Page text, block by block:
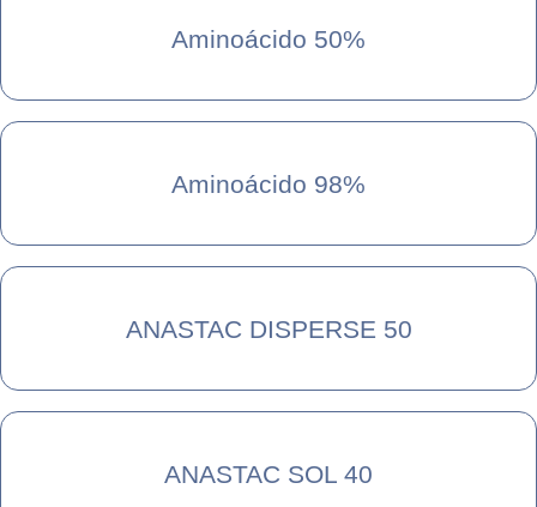
Aminoácido 50%
Aminoácido 98%
ANASTAC DISPERSE 50
ANASTAC SOL 40